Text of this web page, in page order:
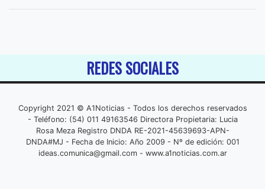
REDES SOCIALES
Copyright 2021 © A1Noticias - Todos los derechos reservados
- Teléfono: (54) 011 49163546 Directora Propietaria: Lucia
Rosa Meza Registro DNDA RE-2021-45639693-APN-
DNDA#MJ - Fecha de Inicio: Año 2009 - Nº de edición: 001
ideas.comunica@gmail.com- www.a1noticias.com.ar